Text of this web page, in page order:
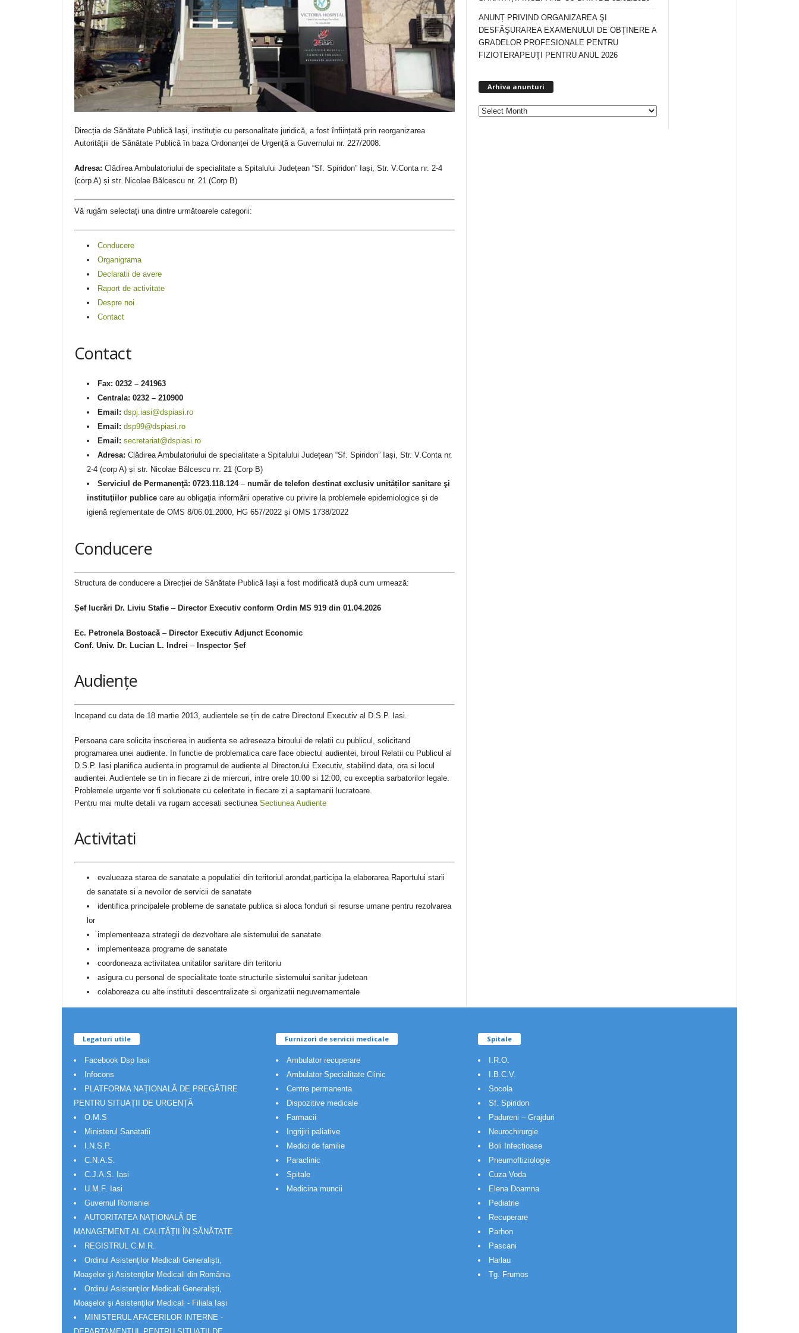
Direcția de Sănătate Publică Iași, instituție cu personalitate juridică, a fost înființată prin reorganizarea
Autoritățiii de Sănătate Publică în baza Ordonanței de Urgență a Guvernului nr. 227/2008.
Adresa: Clădirea Ambulatoriului de specialitate a Spitalului Județean “Sf. Spiridon” Iași, Str. V.Conta nr. 2-4
(corp A) și str. Nicolae Bălcescu nr. 21 (Corp B)
Vă rugăm selectați una dintre următoarele categorii:
Conducere
Organigrama
Declaratii de avere
Raport de activitate
Despre noi
Contact
Contact
Fax: 0232 – 241963
Centrala: 0232 – 210900
Email: dspj.iasi@dspiasi.ro
Email: dsp99@dspiasi.ro
Email: secretariat@dspiasi.ro
Adresa: Clădirea Ambulatoriului de specialitate a Spitalului Județean “Sf. Spiridon” Iași, Str. V.Conta nr.
2-4 (corp A) și str. Nicolae Bălcescu nr. 21 (Corp B)
Serviciul de Permanenţă: 0723.118.124– număr de telefon destinat exclusiv unităților sanitare şi
instituţiilor publice care au obligaţia informării operative cu privire la problemele epidemiologice și de
igienă reglementate de OMS 8/06.01.2000, HG 657/2022 și OMS 1738/2022
Conducere
Structura de conducere a Direcției de Sănătate Publică Iași a fost modificată după cum urmează:
Șef lucrări Dr. Liviu Stafie – Director Executiv conform Ordin MS 919 din 01.04.2026
Ec. Petronela Bostoacă– Director Executiv Adjunct Economic
Conf. Univ. Dr. Lucian L. Indrei – Inspector Șef
Audiențe
Incepand cu data de 18 martie 2013, audientele se țin de catre Directorul Executiv al D.S.P. Iasi.
Persoana care solicita inscrierea in audienta se adreseaza biroului de relatii cu publicul, solicitand
programarea unei audiente. In functie de problematica care face obiectul audientei, biroul Relatii cu Publicul al
D.S.P. Iasi planifica audienta in programul de audiente al Directorului Executiv, stabilind data, ora si locul
audientei. Audientele se tin in fiecare zi de miercuri, intre orele 10:00 si 12:00, cu exceptia sarbatorilor legale.
Problemele urgente vor fi solutionate cu celeritate in fiecare zi a saptamanii lucratoare.
Pentru mai multe detalii va rugam accesati sectiunea Sectiunea Audiente
Activitati
evalueaza starea de sanatate a populatiei din teritoriul arondat,participa la elaborarea Raportului starii
de sanatate si a nevoilor de servicii de sanatate
identifica principalele probleme de sanatate publica si aloca fonduri si resurse umane pentru rezolvarea
lor
implementeaza strategii de dezvoltare ale sistemului de sanatate
implementeaza programe de sanatate
coordoneaza activitatea unitatilor sanitare din teritoriu
asigura cu personal de specialitate toate structurile sistemului sanitar judetean
colaboreaza cu alte institutii descentralizate si organizatii neguvernamentale
ANUNȚ PRIVIND ORGANIZAREA ŞI
DESFĂŞURAREA EXAMENULUI DE OBŢINERE A
GRADELOR PROFESIONALE PENTRU
FIZIOTERAPEUŢI PENTRU ANUL 2026
Arhiva anunturi
Legaturi utile
Facebook Dsp Iasi
Infocons
PLATFORMA NAȚIONALĂ DE PREGĂTIRE
PENTRU SITUAȚII DE URGENȚĂ
O.M.S
Ministerul Sanatatii
I.N.S.P.
C.N.A.S.
C.J.A.S. Iasi
U.M.F. Iasi
Guvernul Romaniei
AUTORITATEA NAȚIONALĂ DE
MANAGEMENT AL CALITĂȚII ÎN SĂNĂTATE
REGISTRUL C.M.R.
Ordinul Asistenţilor Medicali Generalişti,
Moaşelor şi Asistenţilor Medicali din România
Ordinul Asistenţilor Medicali Generalişti,
Moaşelor şi Asistenţilor Medicali - Filiala Iași
MINISTERUL AFACERILOR INTERNE -
Furnizori de servicii medicale
Ambulator recuperare
Ambulator Specialitate Clinic
Centre permanenta
Dispozitive medicale
Farmacii
Ingrijiri paliative
Medici de familie
Paraclinic
Spitale
Medicina muncii
Spitale
I.R.O.
I.B.C.V.
Socola
Sf. Spiridon
Padureni – Grajduri
Neurochirurgie
Boli Infectioase
Pneumoftiziologie
Cuza Voda
Elena Doamna
Pediatrie
Recuperare
Parhon
Pascani
Harlau
Tg. Frumos